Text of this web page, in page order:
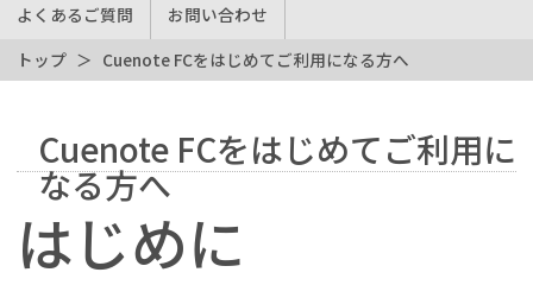
よくあるご質問
お問い合わせ
トップ
Cuenote FCをはじめてご利用になる方へ
Cuenote FCをはじめてご利用に
なる方へ
はじめに